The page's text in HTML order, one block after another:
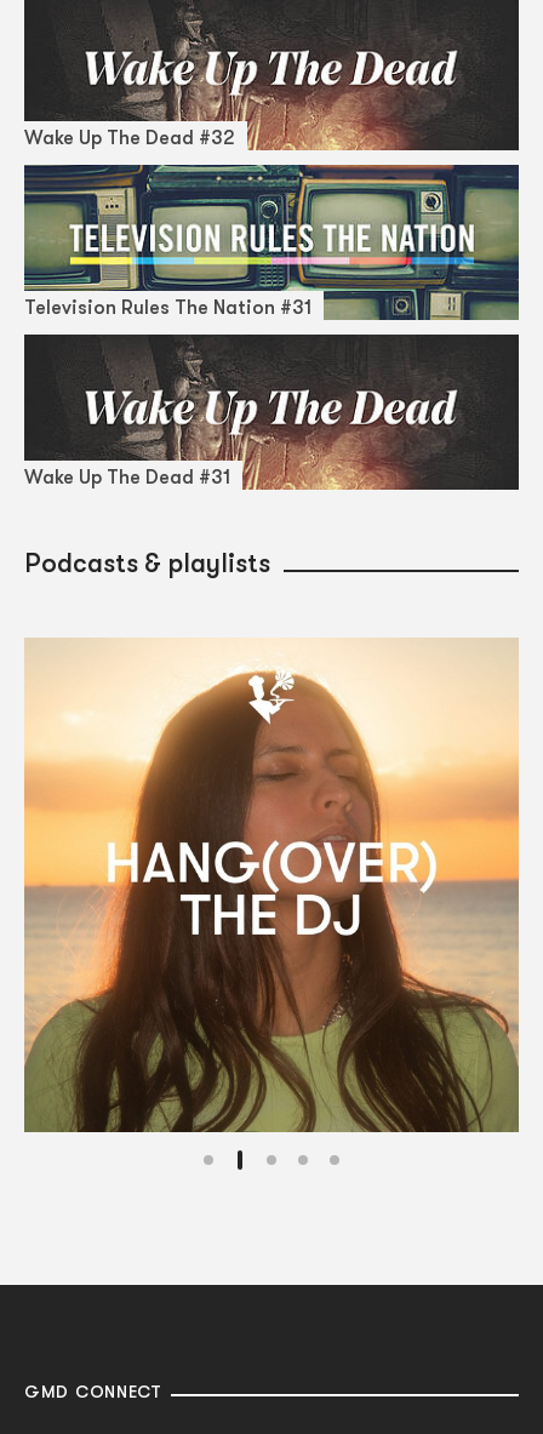
Wake Up The Dead #32
Television Rules The Nation #31
Wake Up The Dead #31
Podcasts & playlists
GMD CONNECT